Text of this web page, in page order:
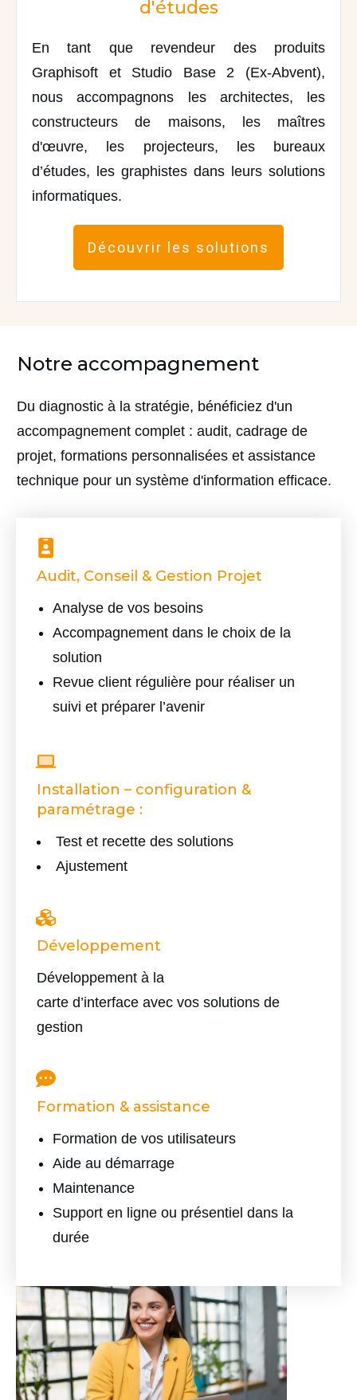
d'études
En tant que revendeur des produits
Graphisoft et Studio Base 2 (Ex-Abvent),
nous accompagnons les architectes, les
constructeurs de maisons, les maîtres
d'œuvre, les projecteurs, les bureaux
d’études, les graphistes dans leurs solutions
informatiques.
Découvrir les solutions
Notre accompagnement
Du diagnostic à la stratégie, bénéficiez d'un
accompagnement complet : audit, cadrage de
projet, formations personnalisées et assistance
technique pour un système d'information efficace.
Audit, Conseil & Gestion Projet
Analyse de vos besoins
Accompagnement dans le choix de la
solution
Revue client régulière pour réaliser un
suivi et préparer l’avenir
Installation – configuration &
paramétrage :
Test et recette des solutions
Ajustement
Développement
Développement à la
carte d’interface avec vos solutions de
gestion
Formation & assistance
Formation de vos utilisateurs
Aide au démarrage
Maintenance
Support en ligne ou présentiel dans la
durée